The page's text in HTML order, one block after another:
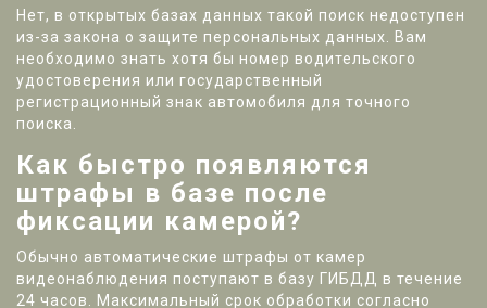
Нет, в открытых базах данных такой поиск недоступен
из-за закона о защите персональных данных. Вам
необходимо знать хотя бы номер водительского
удостоверения или государственный
регистрационный знак автомобиля для точного
поиска.
Как быстро появляются
штрафы в базе после
фиксации камерой?
Обычно автоматические штрафы от камер
видеонаблюдения поступают в базу ГИБДД в течение
24 часов. Максимальный срок обработки согласно